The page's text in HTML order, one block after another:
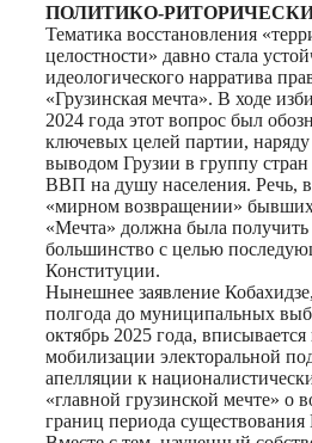
ПОЛИТИКО-
Тематика восстановления
целостности» давно стала
идеологического нарратива
«Грузинская мечта». В ходе
2024 года этот вопрос был
ключевых целей партии,
выводом Грузии в группу
ВВП на душу населения. Речь,
«мирном возвращении»
«Мечта» должна была
большинство с целью
Конституции.
Нынешнее заявление
полгода до муниципальных
октябрь 2025 года,
мобилизации электоральной
апелляции к
«главной грузинской мечте» о
границ периода